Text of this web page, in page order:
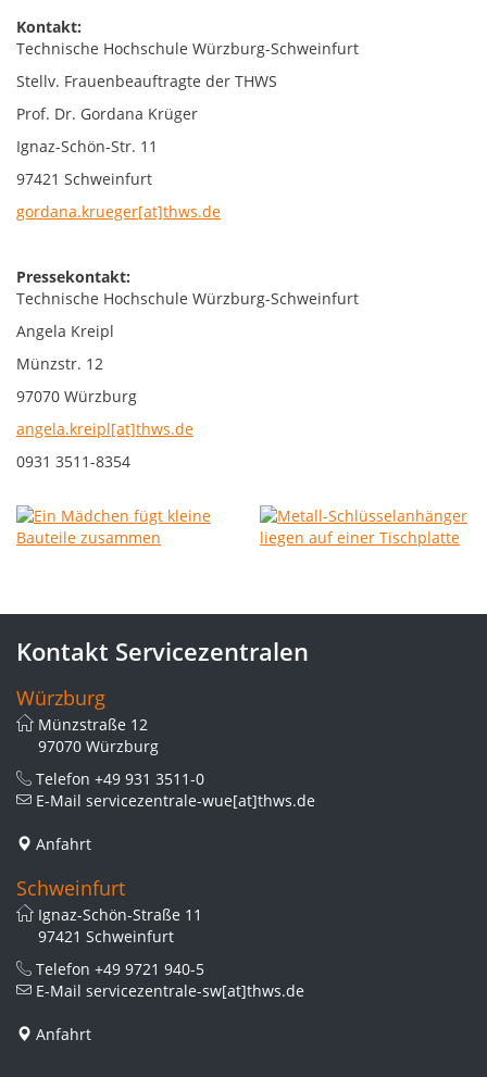
Kontakt:
Technische Hochschule Würzburg-Schweinfurt
Stellv. Frauenbeauftragte der THWS
Prof. Dr. Gordana Krüger
Ignaz-Schön-Str. 11
97421 Schweinfurt
gordana.krueger[at]thws.de
Pressekontakt:
Technische Hochschule Würzburg-Schweinfurt
Angela Kreipl
Münzstr. 12
97070 Würzburg
angela.kreipl[at]thws.de
0931 3511-8354
Kontakt Servicezentralen
Würzburg
Münzstraße 12
97070 Würzburg
Telefon +49 931 3511-0
E-Mail servicezentrale-wue[at]thws.de
Anfahrt
Schweinfurt
Ignaz-Schön-Straße 11
97421 Schweinfurt
Telefon +49 9721 940-5
E-Mail servicezentrale-sw[at]thws.de
Anfahrt